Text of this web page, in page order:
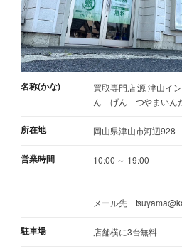
名称(かな)
買取専門店 源 津山イ
ん げん つやまいん
所在地 岡山県津山市河辺928
営業時間 10:00 ～ 19:00
メール先
駐車場 店舗横に3台無料